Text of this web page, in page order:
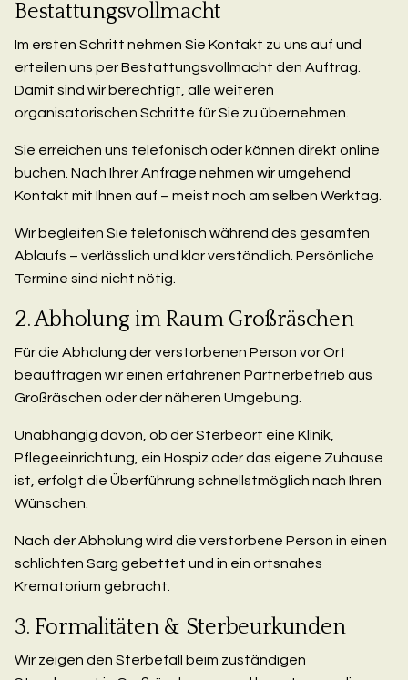
Bestattungsvollmacht
Im ersten Schritt nehmen Sie Kontakt zu uns auf und
erteilen uns per Bestattungsvollmacht den Auftrag.
Damit sind wir berechtigt, alle weiteren
organisatorischen Schritte für Sie zu übernehmen.
Sie erreichen uns telefonisch oder können direkt online
buchen. Nach Ihrer Anfrage nehmen wir umgehend
Kontakt mit Ihnen auf – meist noch am selben Werktag.
Wir begleiten Sie telefonisch während des gesamten
Ablaufs – verlässlich und klar verständlich. Persönliche
Termine sind nicht nötig.
2. Abholung im Raum Großräschen
Für die Abholung der verstorbenen Person vor Ort
beauftragen wir einen erfahrenen Partnerbetrieb aus
Großräschen oder der näheren Umgebung.
Unabhängig davon, ob der Sterbeort eine Klinik,
Pflegeeinrichtung, ein Hospiz oder das eigene Zuhause
ist, erfolgt die Überführung schnellstmöglich nach Ihren
Wünschen.
Nach der Abholung wird die verstorbene Person in einen
schlichten Sarg gebettet und in ein ortsnahes
Krematorium gebracht.
3. Formalitäten & Sterbeurkunden
Wir zeigen den Sterbefall beim zuständigen